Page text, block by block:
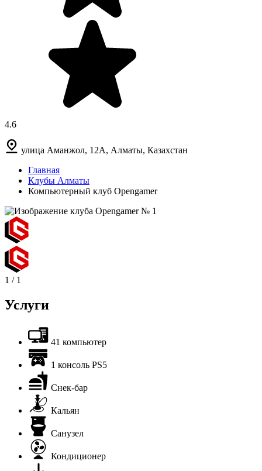
4.6
улица Аманжол, 12А, Алматы, Казахстан
Главная
Клубы Алматы
Компьютерный клуб Opengamer
1 / 1
Услуги
41 компьютер
1 консоль PS5
Снек-бар
Кальян
Санузел
Кондиционер